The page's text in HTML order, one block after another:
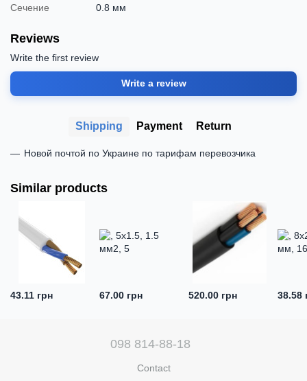
Сечение
0.8 мм
Reviews
Write the first review
Write a review
Shipping Payment Return
Новой почтой по Украине по тарифам перевозчика
Similar products
43.11 грн 67.00 грн 520.00 грн 38.58
098 814-88-18
Contact